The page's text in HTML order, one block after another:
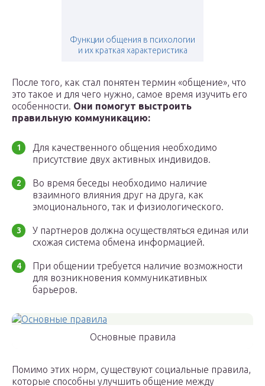
Функции общения в психологии
и их краткая характеристика
После того, как стал понятен термин «общение», что
это такое и для чего нужно, самое время изучить его
особенности. Они помогут выстроить
правильную коммуникацию:
Для качественного общения необходимо
присутствие двух активных индивидов.
Во время беседы необходимо наличие
взаимного влияния друг на друга, как
эмоционального, так и физиологического.
У партнеров должна осуществляться единая или
схожая система обмена информацией.
При общении требуется наличие возможности
для возникновения коммуникативных
барьеров.
Основные правила
Помимо этих норм, существуют социальные правила,
которые способны улучшить общение между